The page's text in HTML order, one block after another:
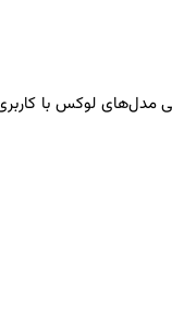
مدل‌های لوکس با